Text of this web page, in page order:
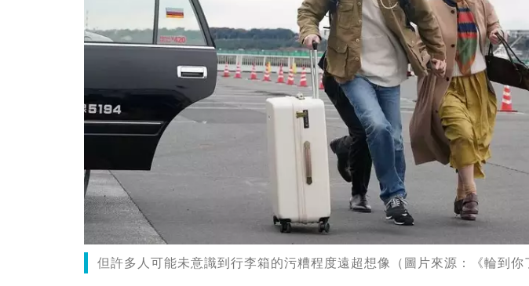
但許多人可能未意識到行李箱的污糟程度遠超想像（圖片來源：《輪到你